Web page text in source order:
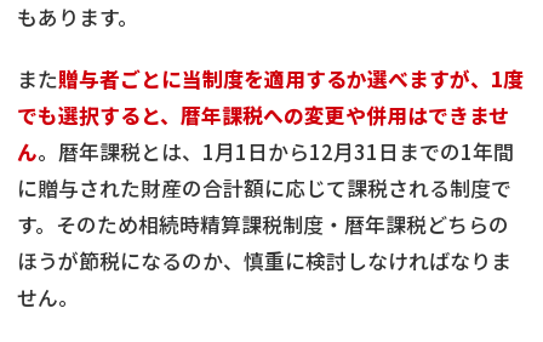
もあります。
また贈与者ごとに当制度を適用するか選べますが、1度
でも選択すると、暦年課税への変更や併用はできませ
ん。暦年課税とは、1月1日から12月31日までの1年間
に贈与された財産の合計額に応じて課税される制度で
す。そのため相続時精算課税制度・暦年課税どちらの
ほうが節税になるのか、慎重に検討しなければなりま
せん。